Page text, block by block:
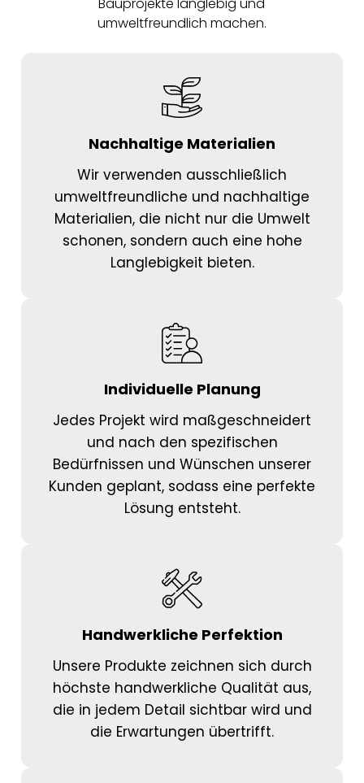
umweltfreundlich machen.
Nachhaltige Materialien
Wir verwenden ausschließlich
umweltfreundliche und nachhaltige
Materialien, die nicht nur die Umwelt
schonen, sondern auch eine hohe
Langlebigkeit bieten.
Individuelle Planung
Jedes Projekt wird maßgeschneidert
und nach den spezifischen
Bedürfnissen und Wünschen unserer
Kunden geplant, sodass eine perfekte
Lösung entsteht.
Handwerkliche Perfektion
Unsere Produkte zeichnen sich durch
höchste handwerkliche Qualität aus,
die in jedem Detail sichtbar wird und
die Erwartungen übertrifft.